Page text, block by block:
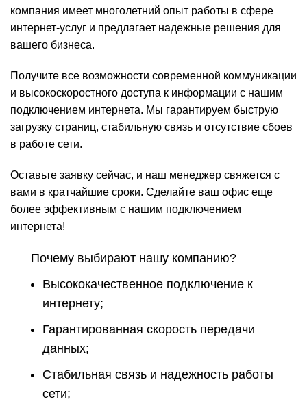
компания имеет многолетний опыт работы в сфере
интернет-услуг и предлагает надежные решения для
вашего бизнеса.
Получите все возможности современной коммуникации
и высокоскоростного доступа к информации с нашим
подключением интернета. Мы гарантируем быструю
загрузку страниц, стабильную связь и отсутствие сбоев
в работе сети.
Оставьте заявку сейчас, и наш менеджер свяжется с
вами в кратчайшие сроки. Сделайте ваш офис еще
более эффективным с нашим подключением
интернета!
Почему выбирают нашу компанию?
Высококачественное подключение к
интернету;
Гарантированная скорость передачи
данных;
Стабильная связь и надежность работы
сети;